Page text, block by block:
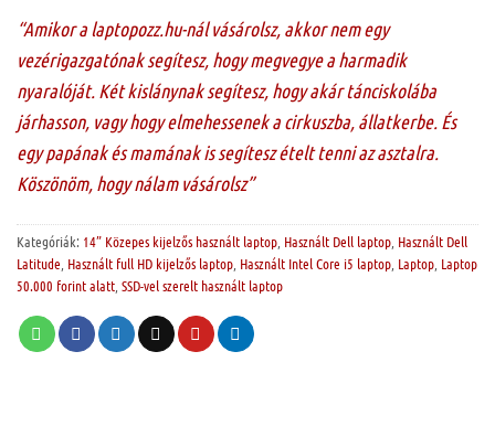
“Amikor a laptopozz.hu-nál vásárolsz, akkor nem egy
vezérigazgatónak segítesz, hogy megvegye a harmadik
nyaralóját. Két kislánynak segítesz, hogy akár tánciskolába
járhasson, vagy hogy elmehessenek a cirkuszba, állatkerbe. És
egy papának és mamának is segítesz ételt tenni az asztalra.
Köszönöm, hogy nálam vásárolsz”
Kategóriák: 14” Közepes kijelzős használt laptop Használt Dell laptop Használt Dell
Latitude Használt full HD kijelzős laptop Használt Intel Core i5 laptop Laptop Laptop
50.000 forint alatt SSD-vel szerelt használt laptop